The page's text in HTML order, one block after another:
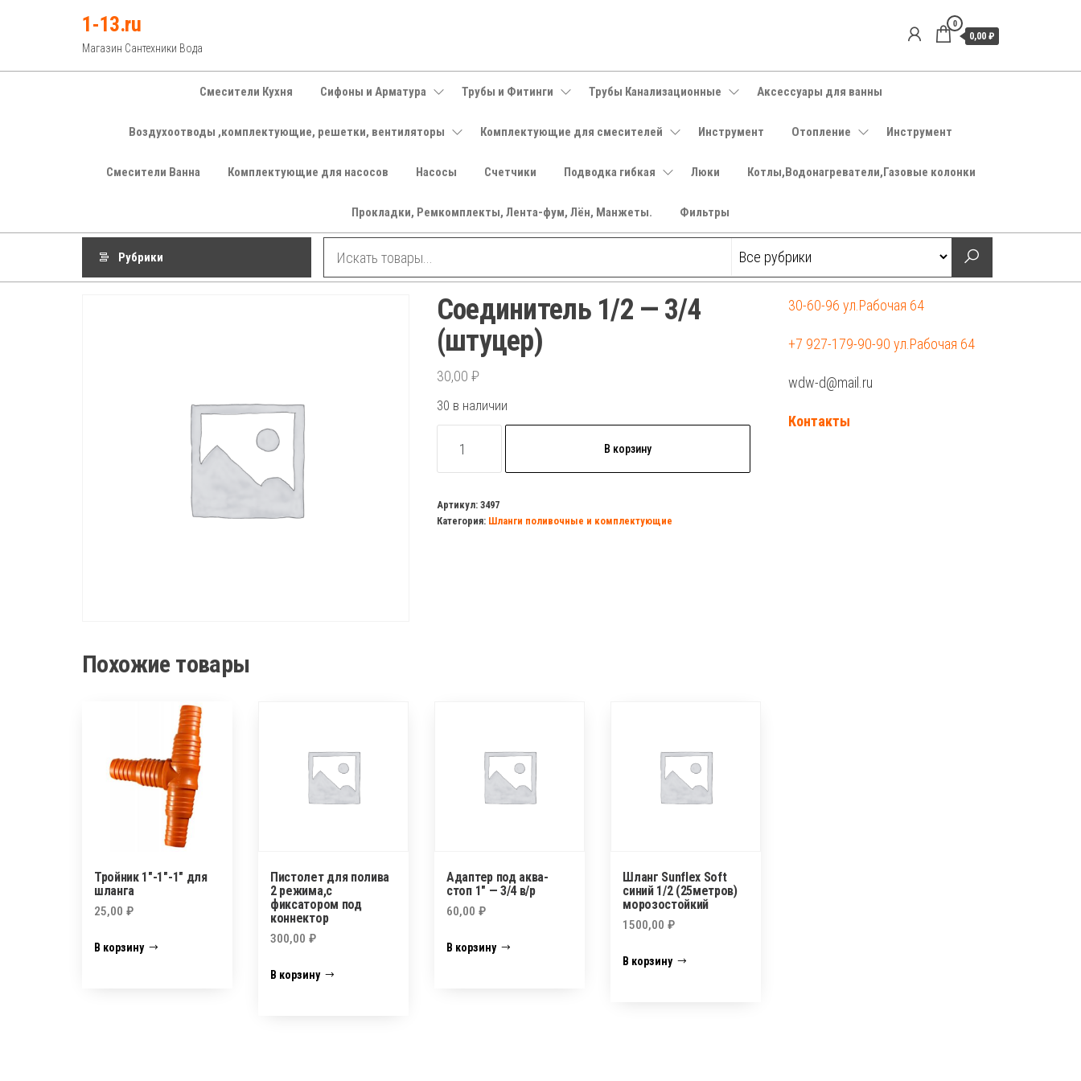
1-13.ru
Магазин Сантехники Вода
0
0,00 ₽
Смесители Кухня Сифоны и Арматура Трубы и Фитинги Трубы Канализационные Аксессуары для ванны
Воздухоотводы ,комплектующие, решетки, вентиляторы Комплектующие для смесителей Инструмент Отопление Инструмент
Смесители Ванна Комплектующие для насосов Насосы Счетчики Подводка гибкая Люки Котлы,Водонагреватели,Газовые колонки
Прокладки, Ремкомплекты, Лента-фум, Лён, Манжеты. Фильтры
Рубрики
Соединитель 1/2 — 3/4
(штуцер)
30,00 ₽
30 в наличии
товара
1/2
-
В корзину
Артикул: 3497
Категория: Шланги поливочные и комплектующие
Похожие товары
Тройник 1″-1″-1″ для
шланга
25,00 ₽
В корзину
Пистолет для полива
2 режима,с
фиксатором под
коннектор
300,00₽
В корзину
Адаптер под аква-
стоп 1″ — 3/4 в/р
60,00₽
В корзину
Шланг Sunflex Soft
синий 1/2 (25метров)
морозостойкий
1500,00₽
В корзину
30-60-96 ул.Рабочая 64
+7 927-179-90-90 ул.Рабочая 64
wdw-d@mail.ru
Контакты